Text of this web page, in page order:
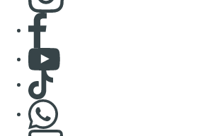
Consulter page Facebook
Consulter Youtube
Consulter TikTok